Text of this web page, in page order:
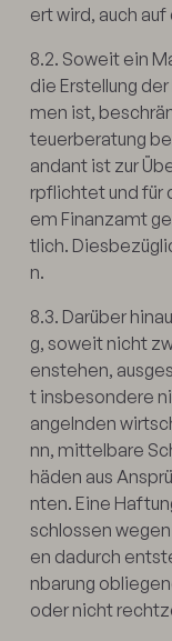
ert wird, auch auf
8.2. Soweit ein
die Erstellung
men ist,
teuerberatung
andant ist zur
rpflichtet und für
em Finanzamt
tlich.
n.
8.3. Darüber
g, soweit nicht
enstehen,
t insbesondere
angelnden
nn, mittelbare
häden aus
nten. Eine
schlossen
en dadurch
nbarung
oder nicht